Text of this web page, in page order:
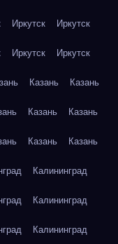
Иркутск Иркутск
Иркутск Иркутск
Казань Казань
Казань Казань
Казань Казань
Калининград
Калининград
Калининград